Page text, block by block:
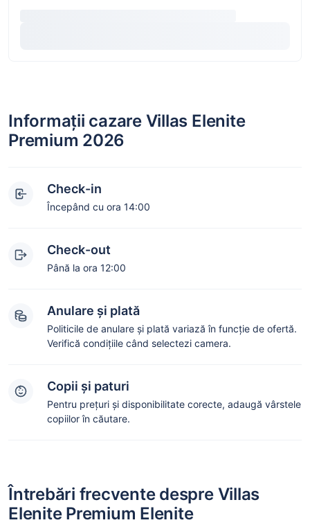
Informații cazare Villas Elenite
Premium 2026
Check-in
Începând cu ora 14:00
Check-out
Până la ora 12:00
Anulare și plată
Politicile de anulare și plată variază în funcție de ofertă.
Verifică condițiile când selectezi camera.
Copii și paturi
Pentru prețuri și disponibilitate corecte, adaugă vârstele
copiilor în căutare.
Întrebări frecvente despre Villas
Elenite Premium Elenite